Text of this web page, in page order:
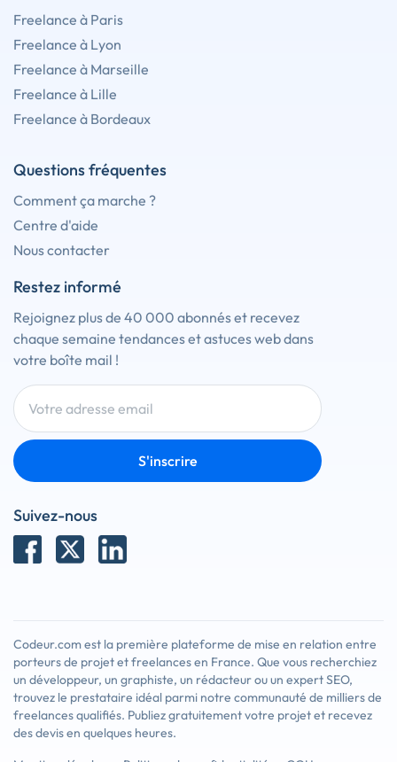
Freelance à Paris
Freelance à Lyon
Freelance à Marseille
Freelance à Lille
Freelance à Bordeaux
Questions fréquentes
Comment ça marche ?
Centre d'aide
Nous contacter
Restez informé
Rejoignez plus de 40 000 abonnés et recevez
chaque semaine tendances et astuces web dans
votre boîte mail !
S'inscrire
Suivez-nous
Codeur.com est la première plateforme de mise en relation entre
porteurs de projet et freelances en France. Que vous recherchiez
un développeur, un graphiste, un rédacteur ou un expert SEO,
trouvez le prestataire idéal parmi notre communauté de milliers de
freelances qualifiés. Publiez gratuitement votre projet et recevez
des devis en quelques heures.